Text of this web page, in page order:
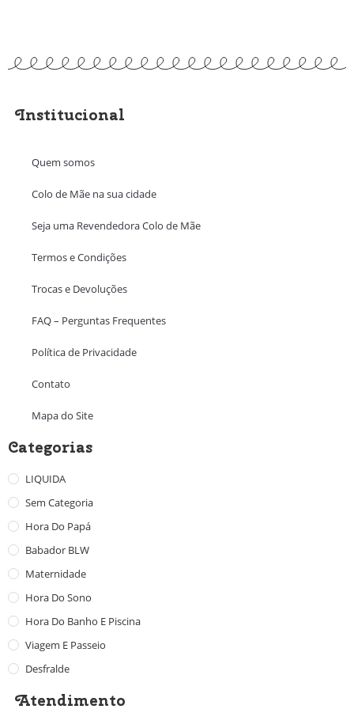
Institucional
Quem somos
Colo de Mãe na sua cidade
Seja uma Revendedora Colo de Mãe
Termos e Condições
Trocas e Devoluções
FAQ – Perguntas Frequentes
Política de Privacidade
Contato
Mapa do Site
Categorias
LIQUIDA
Sem Categoria
Hora Do Papá
Babador BLW
Maternidade
Hora Do Sono
Hora Do Banho E Piscina
Viagem E Passeio
Desfralde
Atendimento